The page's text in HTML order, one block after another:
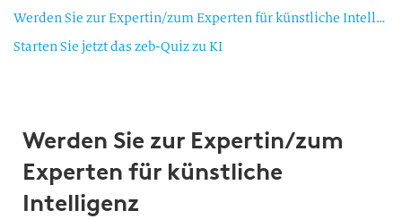
Werden Sie zur Expertin/zum Experten für künstliche Intelligenz
Starten Sie jetzt das zeb-Quiz zu KI
Werden Sie zur Expertin/zum
Experten für künstliche
Intelligenz